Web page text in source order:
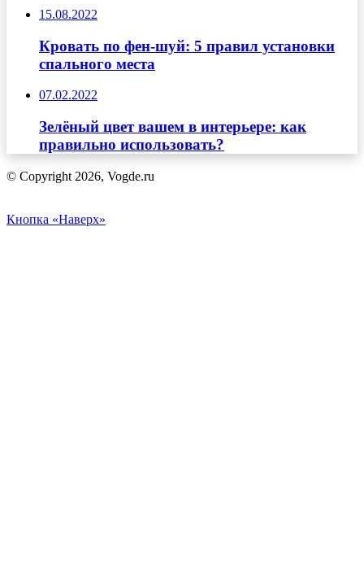
15.08.2022
Кровать по фен-шуй: 5 правил установки
спального места
07.02.2022
Зелёный цвет вашем в интерьере: как
правильно использовать?
© Copyright 2026, Vogde.ru
Кнопка «Наверх»